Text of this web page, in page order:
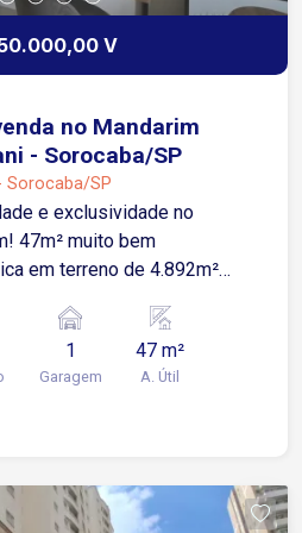
V
no Mandarim
- Sorocaba/SP
Sorocaba/SP
e exclusividade no
47m² muito bem
em terreno de 4.892m²
com painel e suporte para
com armários modernos
Espaço home office
com ponto para carro
Box no subsolo Lazer
1
Garagem
47 m²
A. Útil